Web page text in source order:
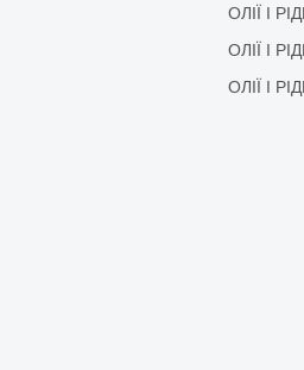
ОЛІЇ І
ОЛІЇ І
ОЛІЇ І